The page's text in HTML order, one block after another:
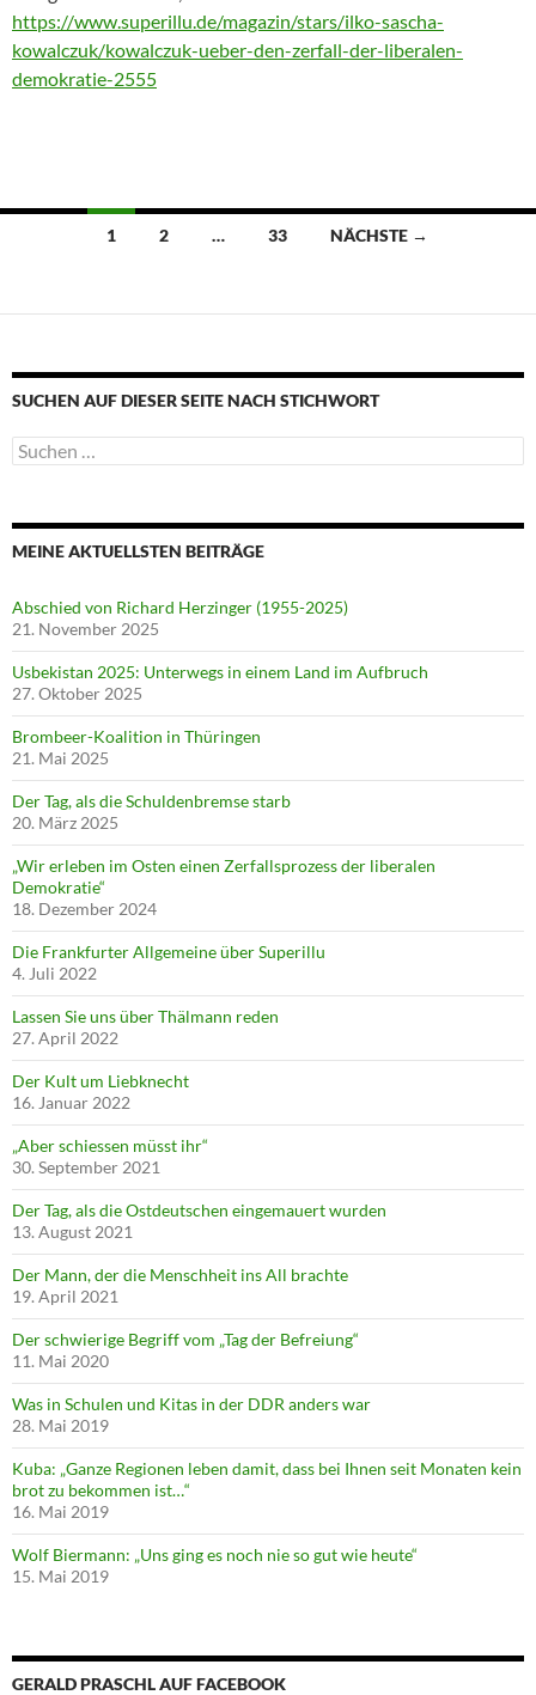
https://www.superillu.de/magazin/stars/ilko-sascha-
kowalczuk/kowalczuk-ueber-den-zerfall-der-liberalen-
demokratie-2555
Beitragsnavigation
1 2 … 33 NÄCHSTE →
SUCHEN AUF DIESER SEITE NACH STICHWORT
Suche
nach:
MEINE AKTUELLSTEN BEITRÄGE
Abschied von Richard Herzinger (1955-2025)
21. November 2025
Usbekistan 2025: Unterwegs in einem Land im Aufbruch
27. Oktober 2025
Brombeer-Koalition in Thüringen
21. Mai 2025
Der Tag, als die Schuldenbremse starb
20. März 2025
„Wir erleben im Osten einen Zerfallsprozess der liberalen
Demokratie“
18. Dezember 2024
Die Frankfurter Allgemeine über Superillu
4. Juli 2022
Lassen Sie uns über Thälmann reden
27. April 2022
Der Kult um Liebknecht
16. Januar 2022
„Aber schiessen müsst ihr“
30. September 2021
Der Tag, als die Ostdeutschen eingemauert wurden
13. August 2021
Der Mann, der die Menschheit ins All brachte
19. April 2021
Der schwierige Begriff vom „Tag der Befreiung“
11. Mai 2020
Was in Schulen und Kitas in der DDR anders war
28. Mai 2019
Kuba: „Ganze Regionen leben damit, dass bei Ihnen seit Monaten kein
brot zu bekommen ist…“
16. Mai 2019
Wolf Biermann: „Uns ging es noch nie so gut wie heute“
15. Mai 2019
GERALD PRASCHL AUF FACEBOOK